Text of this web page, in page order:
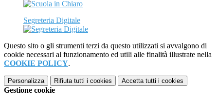
Segreteria Digitale
Questo sito o gli strumenti terzi da questo utilizzati si avvalgono di
cookie necessari al funzionamento ed utili alle finalità illustrate nella
COOKIE POLICY.
Personalizza Rifiuta tutti i cookies Accetta tutti i cookies
Gestione cookie